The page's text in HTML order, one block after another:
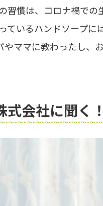
習慣は、コロナ禍で
ているハンドソープ
やママに教わったし
式会社に聞く